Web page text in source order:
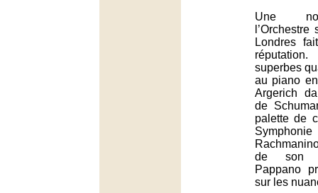
Une
Londres
superbes
au piano
Argerich
de
palette de
de son
Pappano
sur les